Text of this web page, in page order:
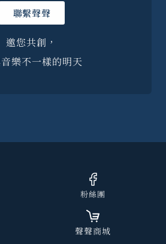
聯繫聲聲
邀您共創，
樂不一樣的明天
粉絲團
聲聲商城